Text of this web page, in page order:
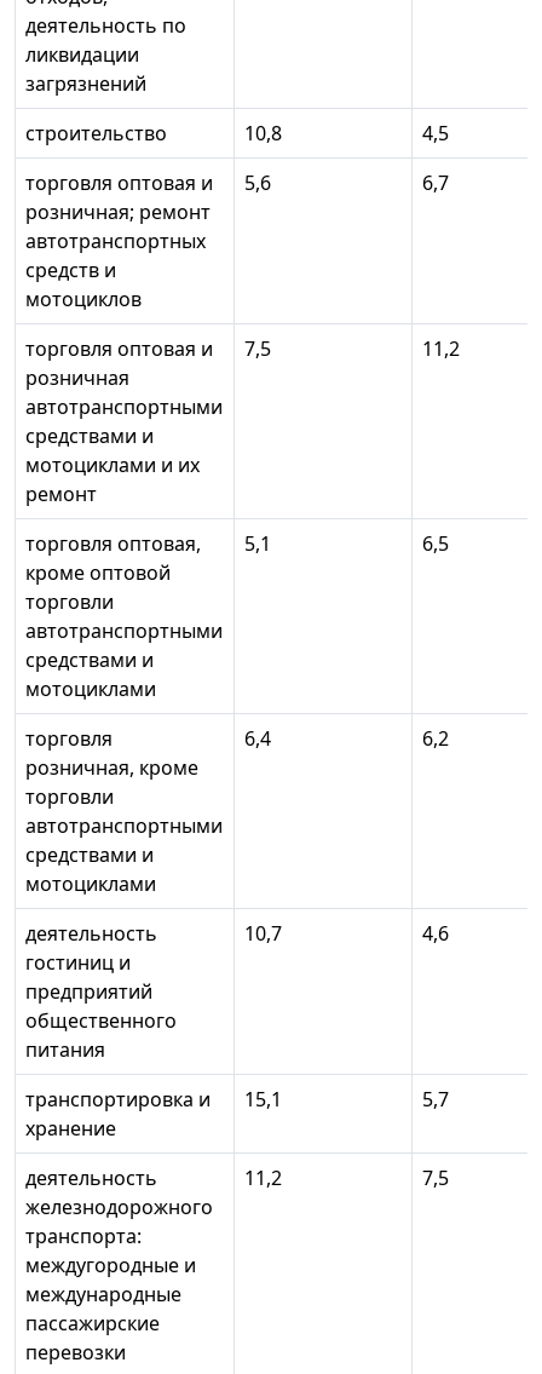
деятельность по
ликвидации
загрязнений
строительство
10,8
4,5
торговля оптовая и
розничная; ремонт
автотранспортных
средств и
мотоциклов
5,6 6,7
торговля оптовая и
розничная
автотранспортными
средствами и
мотоциклами и их
ремонт
7,5 11,2
торговля оптовая,
кроме оптовой
торговли
автотранспортными
средствами и
мотоциклами
5,1 6,5
торговля
розничная, кроме
торговли
автотранспортными
средствами и
мотоциклами
6,4 6,2
деятельность
гостиниц и
предприятий
общественного
питания
10,7 4,6
транспортировка и
хранение
15,1 5,7
деятельность
железнодорожного
транспорта:
междугородные и
международные
пассажирские
перевозки
11,2 7,5